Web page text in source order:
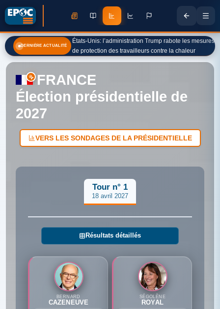
DERNIÈRE ACTUALITÉ
États-Unis: l’administration Trump rabote les mesures
de protection des travailleurs contre la chaleur
FRANCE
Élection présidentielle de
2027
VERS LES SONDAGES DE LA PRÉSIDENTIELLE
Tour n° 1
18 avril 2027
Résultats détaillés
BERNARD
CAZENEUVE
SÉGOLÈNE
ROYAL